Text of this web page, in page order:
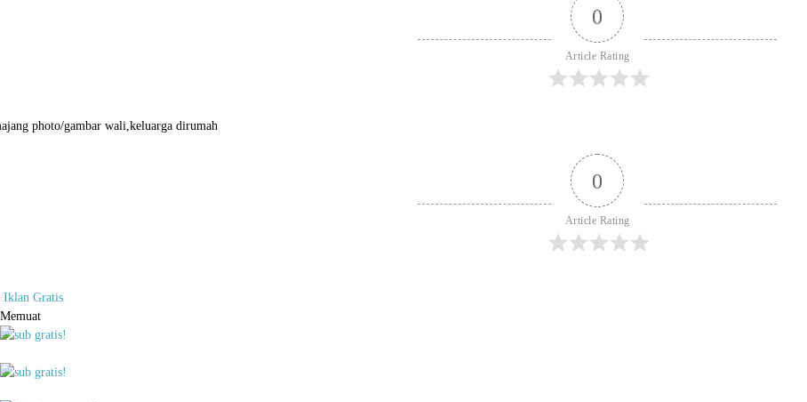
0
Article Rating
photo/gambar wali,keluarga dirumah
0
Article Rating
Iklan Gratis
Memuat